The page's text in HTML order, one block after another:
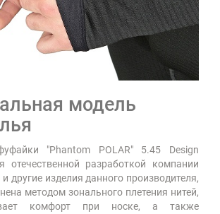
модель
"Phantom POLAR" 5.45 Design
отечественной разработкой компании
другие изделия данного производителя,
методом зонального плетения нитей,
комфорт при носке, а также